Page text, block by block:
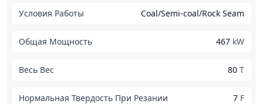
Условия Работы Coal/Semi-coal/Rock Seam
Общая Мощность 467 kW
Весь Вес 80 T
Нормальная Твердость При Резании 7 F